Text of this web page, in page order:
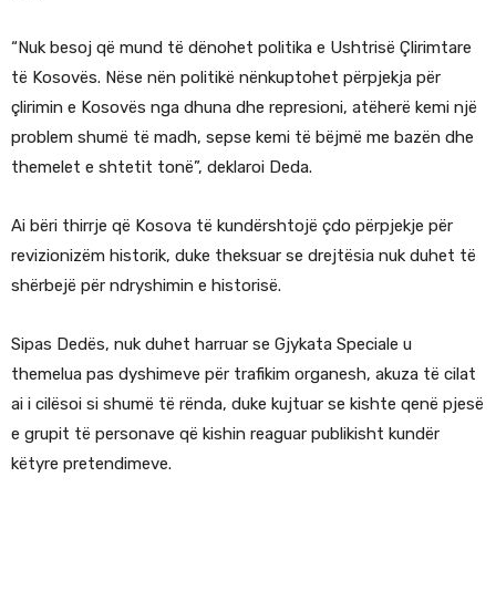
“Nuk besoj që mund të dënohet politika e Ushtrisë Çlirimtare
të Kosovës. Nëse nën politikë nënkuptohet përpjekja për
çlirimin e Kosovës nga dhuna dhe represioni, atëherë kemi një
problem shumë të madh, sepse kemi të bëjmë me bazën dhe
themelet e shtetit tonë”, deklaroi Deda.
Ai bëri thirrje që Kosova të kundërshtojë çdo përpjekje për
revizionizëm historik, duke theksuar se drejtësia nuk duhet të
shërbejë për ndryshimin e historisë.
Sipas Dedës, nuk duhet harruar se Gjykata Speciale u
themelua pas dyshimeve për trafikim organesh, akuza të cilat
ai i cilësoi si shumë të rënda, duke kujtuar se kishte qenë pjesë
e grupit të personave që kishin reaguar publikisht kundër
këtyre pretendimeve.